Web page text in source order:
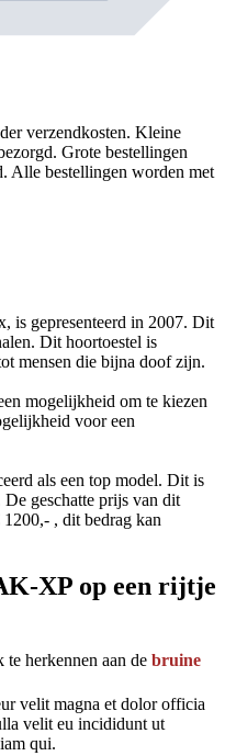
verzendkosten. Kleine
Grote bestellingen
Alle bestellingen worden met
is gepresenteerd in 2007. Dit
Dit hoortoestel is
mensen die bijna doof zijn.
mogelijkheid om te kiezen
voor een
als een top model. Dit is
De geschatte prijs van dit
, dit bedrag kan
XP op een rijtje
herkennen aan de bruine
velit magna et dolor officia
velit eu incididunt ut
qui.